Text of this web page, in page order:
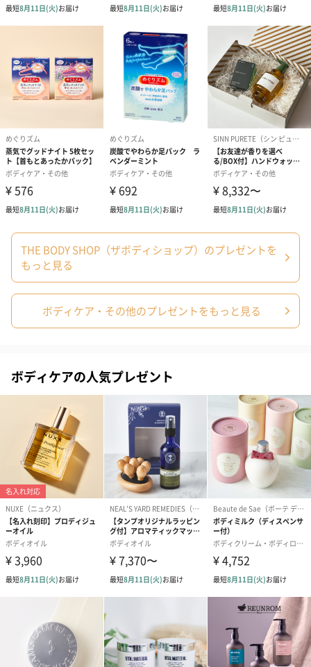
お届けボックスオプション
配送用のダンボールを装飾いたします。お相手のご住所に直接お
送りする際に人気のオプションです。お相手に直接手渡しする場
合は、紙袋との併用もおすすめです。
ダンボール装飾（ひま
わり）（720円）
ダンボール装飾（チュ
ーリップ）（720円）
ダンボール装
イトピンク×
ト）（580円）
紙袋
お渡し用の紙袋です。
あり（280円）
メッセージカード（通常・写真・グリーティング）
誕生日や結婚祝い・出産祝いなど、様々なシーンのメッセージカ
ードを同梱します。
メッセージカードや封筒のデザインは一部変更する場合がありま
THE BODY SHOP（ザボディショップ）のプレゼントを
もっと見る
ボディケア・その他のプレゼントをもっと見る
ボディケアの人気プレゼント